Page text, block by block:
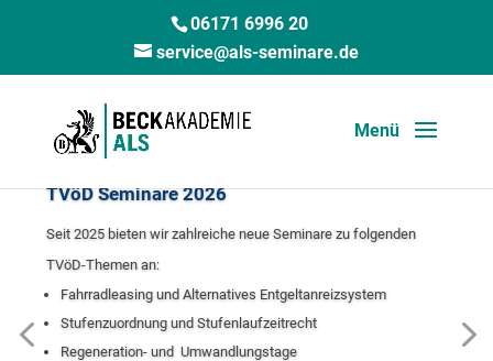
06171 6996 20
service@als-seminare.de
TVöD Seminare 2026
Seit 2025 bieten wir zahlreiche neue Seminare zu folgenden
TVöD-Themen an:
Fahrradleasing und Alternatives Entgeltanreizsystem
Stufenzuordnung und Stufenlaufzeitrecht
Regeneration- und Umwandlungstage